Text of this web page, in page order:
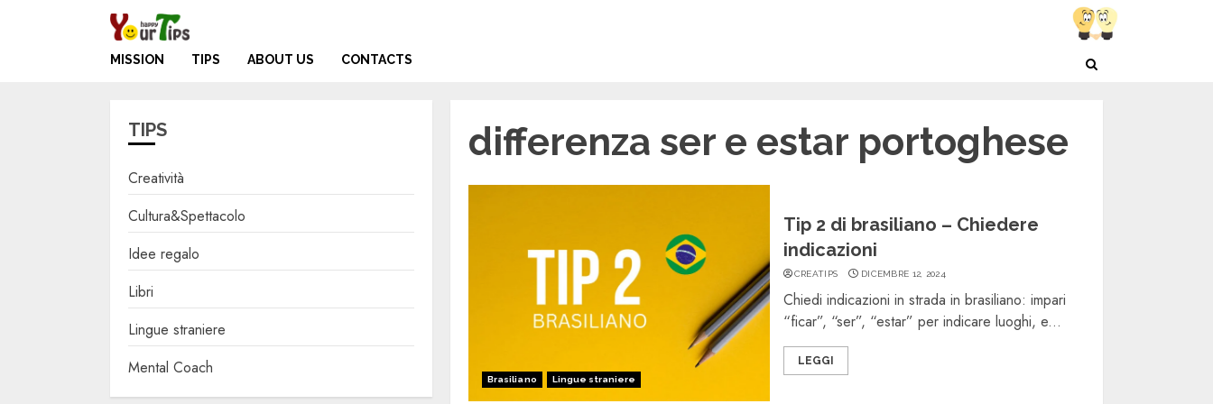
MISSION TIPS ABOUT US CONTACTS
differenza ser e estar portoghese
Brasiliano Lingue straniere
Tip 2 di brasiliano – Chiedere
indicazioni
CREATIPS DICEMBRE 12, 2024
Chiedi indicazioni in strada in brasiliano: impari
“ficar”, “ser”, “estar” per indicare luoghi, e...
LEGGI
TIPS
Creatività
Cultura&Spettacolo
Idee regalo
Libri
Lingue straniere
Mental Coach